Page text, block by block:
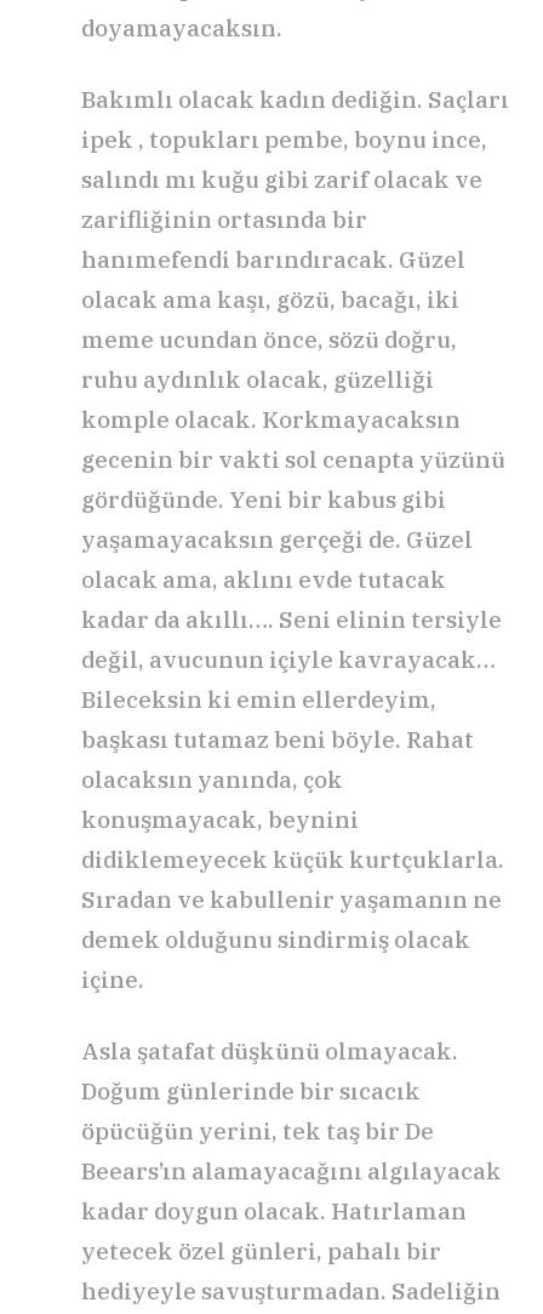
doyamayacaksın.
Bakımlı olacak kadın dediğin. Saçları
ipek , topukları pembe, boynu ince,
salındı mı kuğu gibi zarif olacak ve
zarifliğinin ortasında bir
hanımefendi barındıracak. Güzel
olacak ama kaşı, gözü, bacağı, iki
meme ucundan önce, sözü doğru,
ruhu aydınlık olacak, güzelliği
komple olacak. Korkmayacaksın
gecenin bir vakti sol cenapta yüzünü
gördüğünde. Yeni bir kabus gibi
yaşamayacaksın gerçeği de. Güzel
olacak ama, aklını evde tutacak
kadar da akıllı…. Seni elinin tersiyle
değil, avucunun içiyle kavrayacak…
Bileceksin ki emin ellerdeyim,
başkası tutamaz beni böyle. Rahat
olacaksın yanında, çok
konuşmayacak, beynini
didiklemeyecek küçük kurtçuklarla.
Sıradan ve kabullenir yaşamanın ne
demek olduğunu sindirmiş olacak
içine.
Asla şatafat düşkünü olmayacak.
Doğum günlerinde bir sıcacık
öpücüğün yerini, tek taş bir De
Beears’ın alamayacağını algılayacak
kadar doygun olacak. Hatırlaman
yetecek özel günleri, pahalı bir
hediyeyle savuşturmadan. Sadeliğin